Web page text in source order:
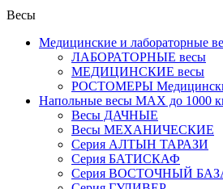
Весы
Медицинские и лабораторные
ЛАБОРАТОРНЫЕ весы
МЕДИЦИНСКИЕ весы
РОСТОМЕРЫ
Напольные весы MAX до 1000
Весы ДАЧНЫЕ
Весы МЕХАНИЧЕСКИЕ
Серия АЛТЫН ТАРАЗИ
Серия БАТИСКАФ
Серия ВОСТОЧНЫЙ